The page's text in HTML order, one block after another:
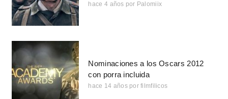
hace 4 años por Palomiix
Nominaciones a los Oscars 2012
con porra incluida
hace 14 años por filmfilicos